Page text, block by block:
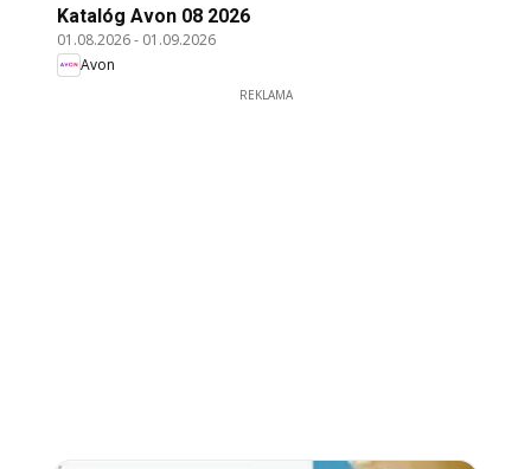
Katalóg Avon 08 2026
01.08.2026- 01.09.2026
Avon
REKLAMA